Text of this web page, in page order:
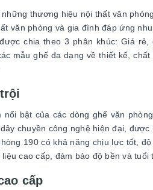
thương hiệu nội thất văn
văn phòng và gia đình đáp ứng
chia theo 3 phân khúc: Giá
mẫu ghế đa dạng về thiết kế,
nổi bật của các dòng ghế văn
chuyền công nghệ hiện đại,
190 có khả năng chịu lực tốt,
cao cấp, đảm bảo độ bền và tuổi
cấp